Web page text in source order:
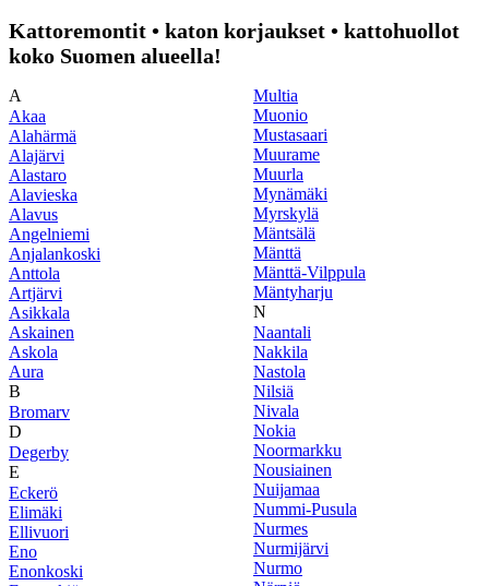
Kattoremontit • katon korjaukset • kattohuollot
koko Suomen alueella!
A
Akaa
Alahärmä
Alajärvi
Alastaro
Alavieska
Alavus
Angelniemi
Anjalankoski
Anttola
Artjärvi
Asikkala
Askainen
Askola
Aura
B
Bromarv
D
Degerby
E
Eckerö
Elimäki
Ellivuori
Eno
Enonkoski
Multia
Muonio
Mustasaari
Muurame
Muurla
Mynämäki
Myrskylä
Mäntsälä
Mänttä
Mänttä-Vilppula
Mäntyharju
N
Naantali
Nakkila
Nastola
Nilsiä
Nivala
Nokia
Noormarkku
Nousiainen
Nuijamaa
Nummi-Pusula
Nurmes
Nurmijärvi
Nurmo